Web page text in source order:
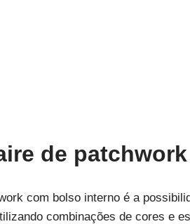
de patchwork
com bolso interno é a
combinações de cores e